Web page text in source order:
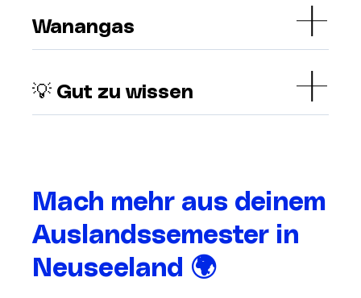
Wanangas
💡 Gut zu wissen
Mach mehr aus deinem
Auslandssemester in
Neuseeland 🌍